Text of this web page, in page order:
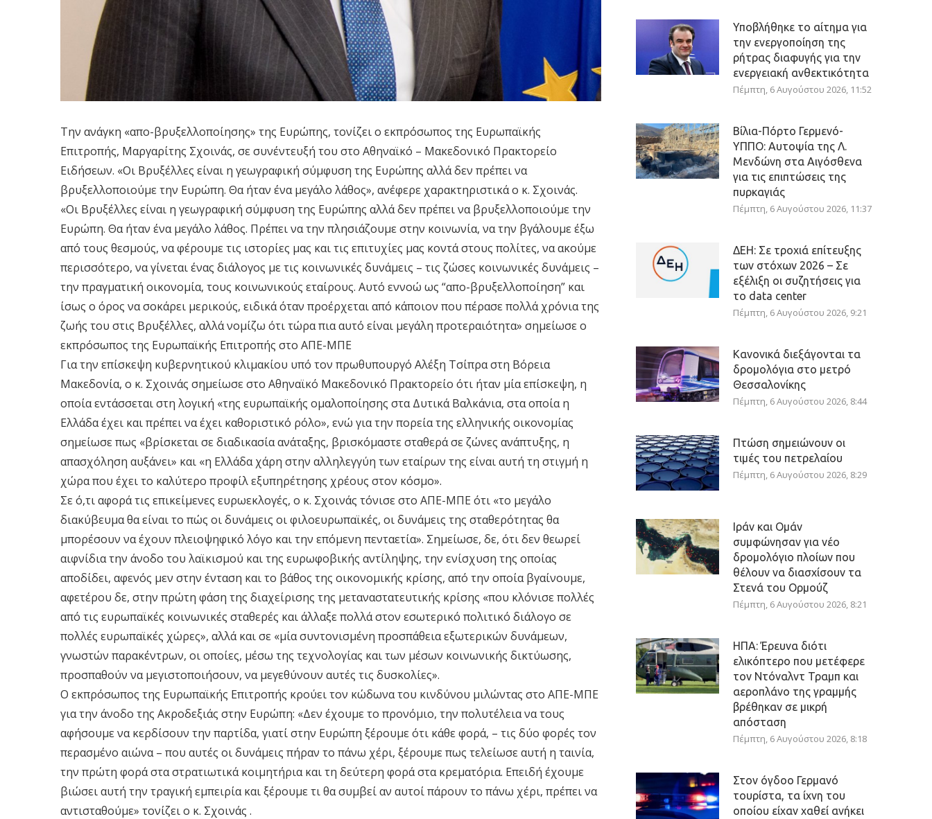
Την ανάγκη «απο-βρυξελλοποίησης» της Ευρώπης, τονίζει ο εκπρόσωπος της Ευρωπαϊκής
Επιτροπής, Μαργαρίτης Σχοινάς, σε συνέντευξή του στο Αθηναϊκό – Μακεδονικό Πρακτορείο
Ειδήσεων. «Οι Βρυξέλλες είναι η γεωγραφική σύμφυση της Ευρώπης αλλά δεν πρέπει να
βρυξελλοποιούμε την Ευρώπη. Θα ήταν ένα μεγάλο λάθος», ανέφερε χαρακτηριστικά ο κ. Σχοινάς.
«Οι Βρυξέλλες είναι η γεωγραφική σύμφυση της Ευρώπης αλλά δεν πρέπει να βρυξελλοποιούμε την
Ευρώπη. Θα ήταν ένα μεγάλο λάθος. Πρέπει να την πλησιάζουμε στην κοινωνία, να την βγάλουμε έξω
από τους θεσμούς, να φέρουμε τις ιστορίες μας και τις επιτυχίες μας κοντά στους πολίτες, να ακούμε
περισσότερο, να γίνεται ένας διάλογος με τις κοινωνικές δυνάμεις – τις ζώσες κοινωνικές δυνάμεις –
την πραγματική οικονομία, τους κοινωνικούς εταίρους. Αυτό εννοώ ως “απο-βρυξελλοποίηση” και
ίσως ο όρος να σοκάρει μερικούς, ειδικά όταν προέρχεται από κάποιον που πέρασε πολλά χρόνια της
ζωής του στις Βρυξέλλες, αλλά νομίζω ότι τώρα πια αυτό είναι μεγάλη προτεραιότητα» σημείωσε ο
εκπρόσωπος της Ευρωπαϊκής Επιτροπής στο ΑΠΕ-ΜΠΕ
Για την επίσκεψη κυβερνητικού κλιμακίου υπό τον πρωθυπουργό Αλέξη Τσίπρα στη Βόρεια
Μακεδονία, ο κ. Σχοινάς σημείωσε στο Αθηναϊκό Μακεδονικό Πρακτορείο ότι ήταν μία επίσκεψη, η
οποία εντάσσεται στη λογική «της ευρωπαϊκής ομαλοποίησης στα Δυτικά Βαλκάνια, στα οποία η
Ελλάδα έχει και πρέπει να έχει καθοριστικό ρόλο», ενώ για την πορεία της ελληνικής οικονομίας
σημείωσε πως «βρίσκεται σε διαδικασία ανάταξης, βρισκόμαστε σταθερά σε ζώνες ανάπτυξης, η
απασχόληση αυξάνει» και «η Ελλάδα χάρη στην αλληλεγγύη των εταίρων της είναι αυτή τη στιγμή η
χώρα που έχει το καλύτερο προφίλ εξυπηρέτησης χρέους στον κόσμο».
Σε ό,τι αφορά τις επικείμενες ευρωεκλογές, ο κ. Σχοινάς τόνισε στο ΑΠΕ-ΜΠΕ ότι «το μεγάλο
διακύβευμα θα είναι το πώς οι δυνάμεις οι φιλοευρωπαϊκές, οι δυνάμεις της σταθερότητας θα
μπορέσουν να έχουν πλειοψηφικό λόγο και την επόμενη πενταετία». Σημείωσε, δε, ότι δεν θεωρεί
αιφνίδια την άνοδο του λαϊκισμού και της ευρωφοβικής αντίληψης, την ενίσχυση της οποίας
αποδίδει, αφενός μεν στην ένταση και το βάθος της οικονομικής κρίσης, από την οποία βγαίνουμε,
αφετέρου δε, στην πρώτη φάση της διαχείρισης της μεταναστατευτικής κρίσης «που κλόνισε πολλές
από τις ευρωπαϊκές κοινωνικές σταθερές και άλλαξε πολλά στον εσωτερικό πολιτικό διάλογο σε
πολλές ευρωπαϊκές χώρες», αλλά και σε «μία συντονισμένη προσπάθεια εξωτερικών δυνάμεων,
γνωστών παρακέντρων, οι οποίες, μέσω της τεχνολογίας και των μέσων κοινωνικής δικτύωσης,
προσπαθούν να μεγιστοποιήσουν, να μεγεθύνουν αυτές τις δυσκολίες».
Ο εκπρόσωπος της Ευρωπαϊκής Επιτροπής κρούει τον κώδωνα του κινδύνου μιλώντας στο ΑΠΕ-ΜΠΕ
για την άνοδο της Ακροδεξιάς στην Ευρώπη: «Δεν έχουμε το προνόμιο, την πολυτέλεια να τους
αφήσουμε να κερδίσουν την παρτίδα, γιατί στην Ευρώπη ξέρουμε ότι κάθε φορά, – τις δύο φορές τον
περασμένο αιώνα – που αυτές οι δυνάμεις πήραν το πάνω χέρι, ξέρουμε πως τελείωσε αυτή η ταινία,
την πρώτη φορά στα στρατιωτικά κοιμητήρια και τη δεύτερη φορά στα κρεματόρια. Επειδή έχουμε
βιώσει αυτή την τραγική εμπειρία και ξέρουμε τι θα συμβεί αν αυτοί πάρουν το πάνω χέρι, πρέπει να
αντισταθούμε» τονίζει ο κ. Σχοινάς .
Υποβλήθηκε το αίτημα για
την ενεργοποίηση της
ρήτρας διαφυγής για την
ενεργειακή ανθεκτικότητα
Πέμπτη, 6 Αυγούστου 2026, 11:52
Βίλια-Πόρτο Γερμενό-
ΥΠΠΟ: Αυτοψία της Λ.
Μενδώνη στα Αιγόσθενα
για τις επιπτώσεις της
πυρκαγιάς
Πέμπτη, 6 Αυγούστου 2026, 11:37
ΔΕΗ: Σε τροχιά επίτευξης
των στόχων 2026 – Σε
εξέλιξη οι συζητήσεις για
το data center
Πέμπτη, 6 Αυγούστου 2026, 9:21
Κανονικά διεξάγονται τα
δρομολόγια στο μετρό
Θεσσαλονίκης
Πέμπτη, 6 Αυγούστου 2026, 8:44
Πτώση σημειώνουν οι
τιμές του πετρελαίου
Πέμπτη, 6 Αυγούστου 2026, 8:29
Ιράν και Ομάν
συμφώνησαν για νέο
δρομολόγιο πλοίων που
θέλουν να διασχίσουν τα
Στενά του Ορμούζ
Πέμπτη, 6 Αυγούστου 2026, 8:21
ΗΠΑ: Έρευνα διότι
ελικόπτερο που μετέφερε
τον Ντόναλντ Τραμπ και
αεροπλάνο της γραμμής
βρέθηκαν σε μικρή
απόσταση
Πέμπτη, 6 Αυγούστου 2026, 8:18
Στον όγδοο Γερμανό
τουρίστα, τα ίχνη του
οποίου είχαν χαθεί ανήκει